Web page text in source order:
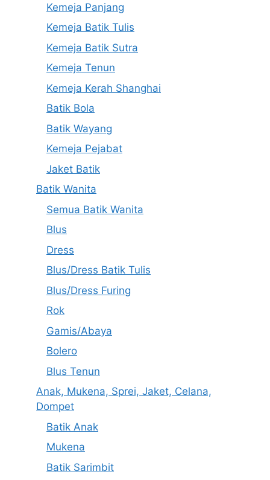
Kemeja Panjang
Kemeja Batik Tulis
Kemeja Batik Sutra
Kemeja Tenun
Kemeja Kerah Shanghai
Batik Bola
Batik Wayang
Kemeja Pejabat
Jaket Batik
Batik Wanita
Semua Batik Wanita
Blus
Dress
Blus/Dress Batik Tulis
Blus/Dress Furing
Rok
Gamis/Abaya
Bolero
Blus Tenun
Anak, Mukena, Sprei, Jaket, Celana,
Dompet
Batik Anak
Mukena
Batik Sarimbit